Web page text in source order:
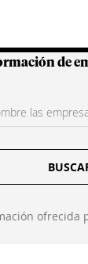
de
ofrecida